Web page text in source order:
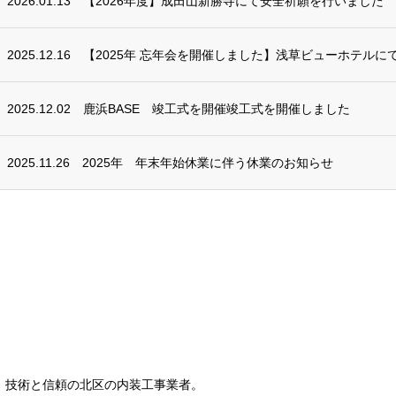
2025.12.16 【2025年 忘年会を開催しました】浅草ビューホテルに
2025.12.02 鹿浜BASE 竣工式を開催竣工式を開催しました
2025.11.26 2025年 年末年始休業に伴う休業のお知らせ
術と信頼の北区の内装工事業者。